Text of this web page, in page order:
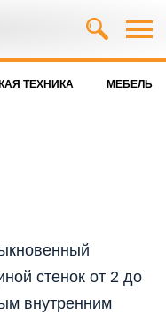
ТЕХНИКА МЕБЕЛЬ
стенок от 2 до
внутренним